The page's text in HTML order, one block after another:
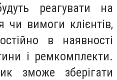
реагувати на
чи вимоги клієнтів,
в наявності
і ремкомплекти.
зможе зберігати